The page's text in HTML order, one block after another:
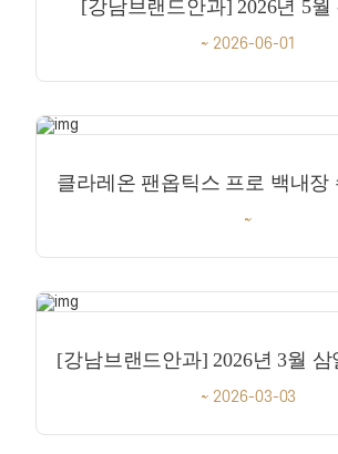
[강남브랜드안과] 2026년 5월
~ 2026-06-01
~
~ 2026-03-03